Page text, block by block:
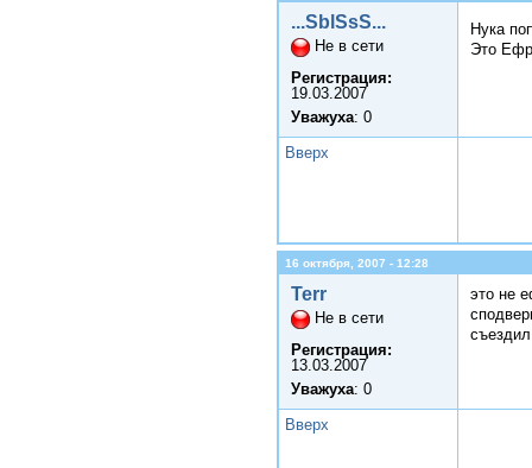
...SblSsS...
Не в сети
Регистрация:
19.03.2007
Уважуха: 0
Нука
Это
Вверх
16 октября, 2007 - 12:28
Terr
Не в сети
Регистрация:
13.03.2007
Уважуха: 0
это не
Вверх